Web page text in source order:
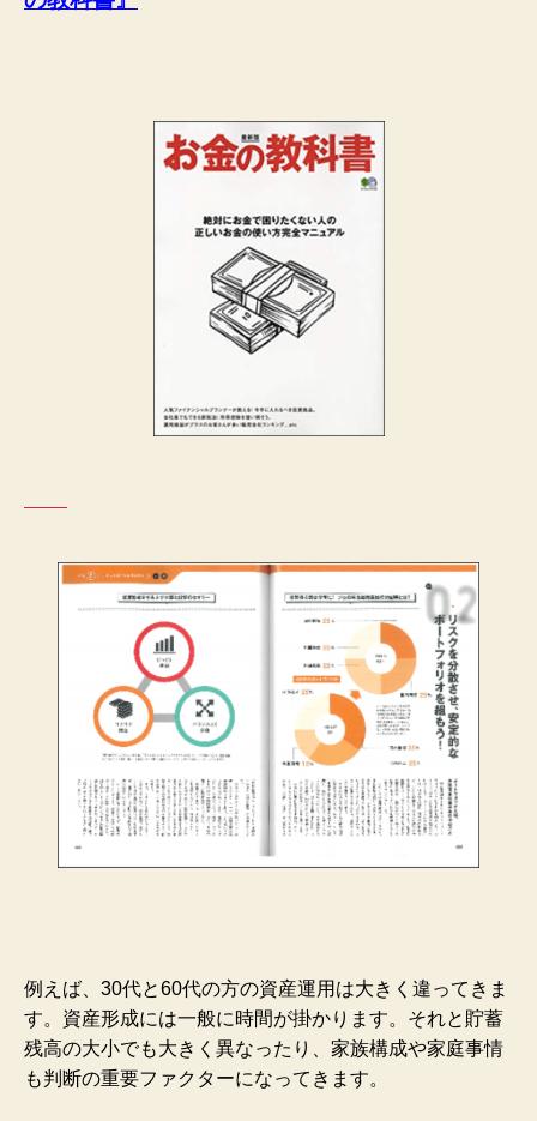
例えば、30代と60代の方の資産運用は大きく違ってきま
す。資産形成には一般に時間が掛かります。それと貯蓄
残高の大小でも大きく異なったり、家族構成や家庭事情
も判断の重要ファクターになってきます。